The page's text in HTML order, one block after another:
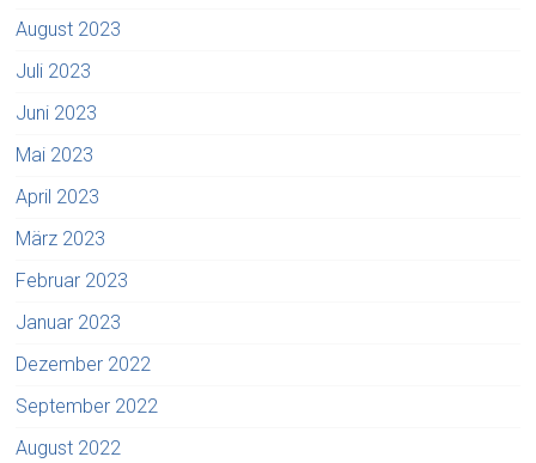
August 2023
Juli 2023
Juni 2023
Mai 2023
April 2023
März 2023
Februar 2023
Januar 2023
Dezember 2022
September 2022
August 2022